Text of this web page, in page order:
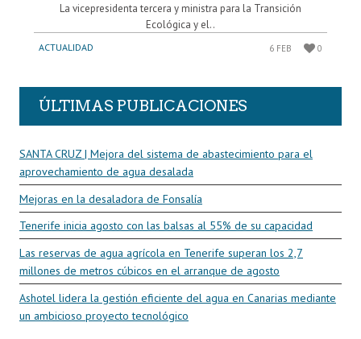
La vicepresidenta tercera y ministra para la Transición
Ecológica y el..
ACTUALIDAD 6 FEB 0
ÚLTIMAS PUBLICACIONES
SANTA CRUZ | Mejora del sistema de abastecimiento para el
aprovechamiento de agua desalada
Mejoras en la desaladora de Fonsalía
Tenerife inicia agosto con las balsas al 55% de su capacidad
Las reservas de agua agrícola en Tenerife superan los 2,7
millones de metros cúbicos en el arranque de agosto
Ashotel lidera la gestión eficiente del agua en Canarias mediante
un ambicioso proyecto tecnológico